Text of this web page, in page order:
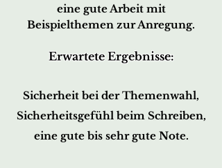
eine gute Arbeit mit
Beispielthemen zur Anregung.
Erwartete Ergebnisse:
Sicherheit bei der Themenwahl,
Sicherheitsgefühl beim Schreiben,
eine gute bis sehr gute Note.